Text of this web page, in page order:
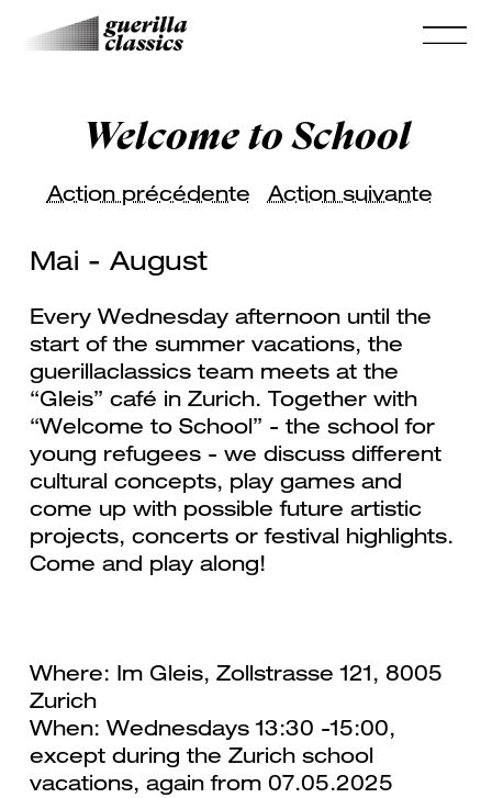
Welcome to School
Action précédente Action suivante
Mai - August
Every Wednesday afternoon until the
start of the summer vacations, the
guerillaclassics team meets at the
“Gleis” café in Zurich. Together with
“Welcome to School” - the school for
young refugees - we discuss different
cultural concepts, play games and
come up with possible future artistic
projects, concerts or festival highlights.
Come and play along!
Where: Im Gleis, Zollstrasse 121, 8005
Zurich
When: Wednesdays 13:30 -15:00,
except during the Zurich school
vacations, again from 07.05.2025